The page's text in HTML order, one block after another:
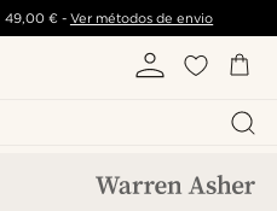
49,00 €- Ver métodos de envio